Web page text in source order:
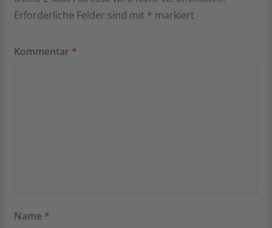
Erforderliche Felder sind mit * markiert
Kommentar *
Name *